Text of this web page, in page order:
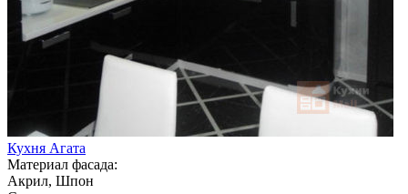
Кухня Агата
Материал фасада:
Акрил, Шпон